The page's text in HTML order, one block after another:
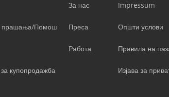
прашања/Помош
купопродажба
За нас
Преса
Работа
Impressum
Општи услови
Правила на
Изјава за